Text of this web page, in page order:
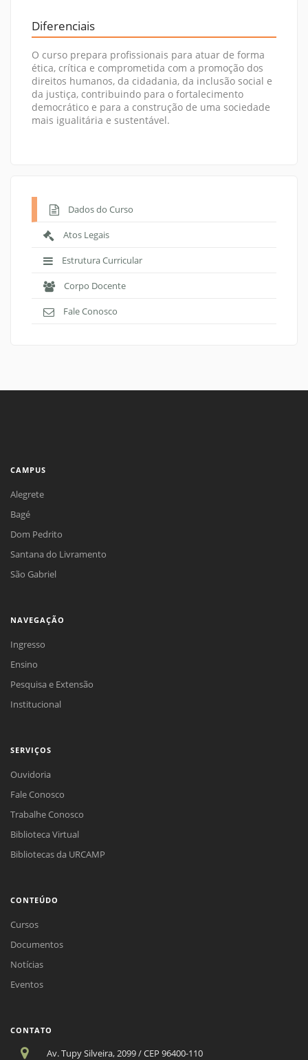
Diferenciais
O curso prepara profissionais para atuar de forma
ética, crítica e comprometida com a promoção dos
direitos humanos, da cidadania, da inclusão social e
da justiça, contribuindo para o fortalecimento
democrático e para a construção de uma sociedade
mais igualitária e sustentável.
Dados do Curso
Atos Legais
Estrutura Curricular
Corpo Docente
Fale Conosco
CAMPUS
Alegrete
Bagé
Dom Pedrito
Santana do Livramento
São Gabriel
NAVEGAÇÃO
Ingresso
Ensino
Pesquisa e Extensão
Institucional
SERVIÇOS
Ouvidoria
Fale Conosco
Trabalhe Conosco
Biblioteca Virtual
Bibliotecas da URCAMP
CONTEÚDO
Cursos
Documentos
Notícias
Eventos
CONTATO
Av. Tupy Silveira, 2099 / CEP 96400-110